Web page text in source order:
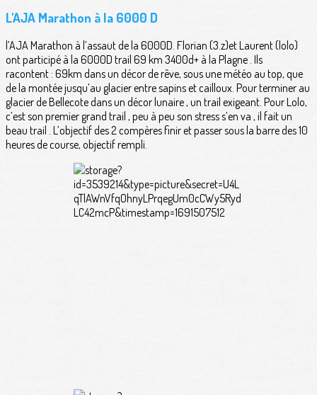
L'AJA Marathon à la 6000 D
l’AJA Marathon à l’assaut de la 6000D. Florian (3.z)et Laurent (lolo)
ont participé à la 6000D trail 69 km 3400d+ à la Plagne . Ils
racontent : 69km dans un décor de rêve, sous une météo au top, que
de la montée jusqu’au glacier entre sapins et cailloux. Pour terminer au
glacier de Bellecote dans un décor lunaire , un trail exigeant. Pour Lolo,
c’est son premier grand trail , peu à peu son stress s’en va , il fait un
beau trail . L’objectif des 2 compères finir et passer sous la barre des 10
heures de course, objectif rempli.